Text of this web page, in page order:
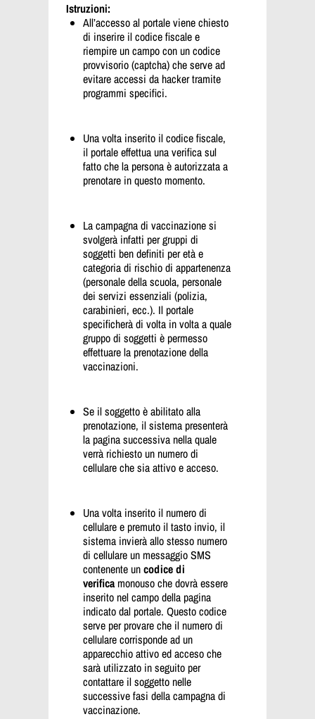
Istruzioni:
All’accesso al portale viene chiesto
di inserire il codice fiscale e
riempire un campo con un codice
provvisorio (captcha) che serve ad
evitare accessi da hacker tramite
programmi specifici.
Una volta inserito il codice fiscale,
il portale effettua una verifica sul
fatto che la persona è autorizzata a
prenotare in questo momento.
La campagna di vaccinazione si
svolgerà infatti per gruppi di
soggetti ben definiti per età e
categoria di rischio di appartenenza
(personale della scuola, personale
dei servizi essenziali (polizia,
carabinieri, ecc.). Il portale
specificherà di volta in volta a quale
gruppo di soggetti è permesso
effettuare la prenotazione della
vaccinazioni.
Se il soggetto è abilitato alla
prenotazione, il sistema presenterà
la pagina successiva nella quale
verrà richiesto un numero di
cellulare che sia attivo e acceso.
Una volta inserito il numero di
cellulare e premuto il tasto invio, il
sistema invierà allo stesso numero
di cellulare un messaggio SMS
contenente uncodice di
verificamonouso che dovrà essere
inserito nel campo della pagina
indicato dal portale. Questo codice
serve per provare che il numero di
cellulare corrisponde ad un
apparecchio attivo ed acceso che
sarà utilizzato in seguito per
contattare il soggetto nelle
successive fasi della campagna di
vaccinazione.